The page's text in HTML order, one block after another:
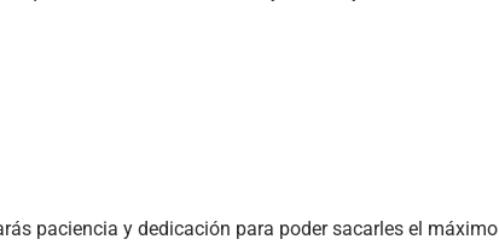
paciencia y dedicación para poder sacarles el máximo